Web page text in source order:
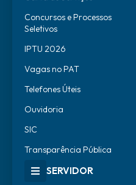
Concursos e Processos
Seletivos
IPTU 2026
Vagas no PAT
Telefones Úteis
Ouvidoria
SIC
Transparência Pública
SERVIDOR